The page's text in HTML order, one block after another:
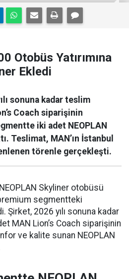
Otobüs Yatırımına
Ekledi
sonuna kadar teslim
Coach siparişinin
iki adet NEOPLAN
Teslimat, MAN’ın İstanbul
törenle gerçekleşti.
Skyliner otobüsü
segmentteki
Şirket, 2026 yılı sonuna kadar
MAN Lion’s Coach siparişinin
ve kalite sunan NEOPLAN